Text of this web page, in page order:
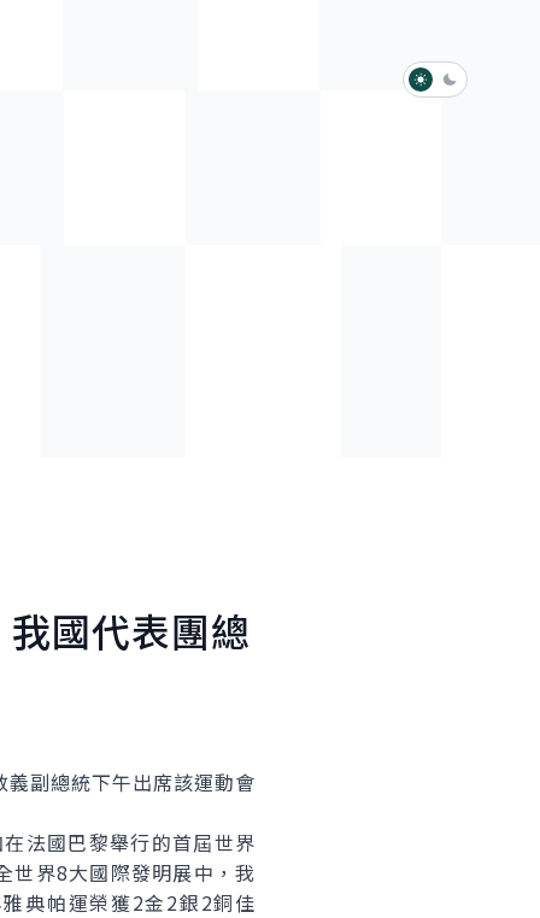
淺色模式
深色模式
國代表團總
副總統下午出席該運動會
法國巴黎舉行的首屆世界
世界8大國際發明展中，我
典帕運榮獲2金2銀2銅佳